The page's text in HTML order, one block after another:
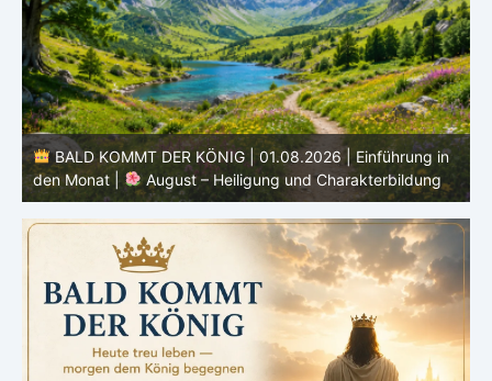
BALD KOMMT DER KÖNIG | 01.08.2026 | Einführung in
den Monat |
August – Heiligung und Charakterbildung